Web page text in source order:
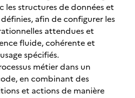
les structures de données et
afin de configurer les
attendues et
fluide, cohérente et
spécifiés.
métier dans un
en combinant des
et actions de manière